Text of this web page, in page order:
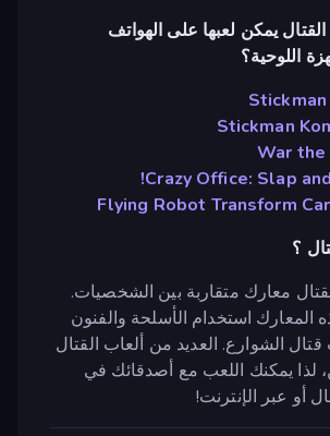
يمكن لعبها على الهواتف
اللوحية؟
Stickman
War the
Crazy Office: Slap
Flying Robot Transform
؟
معارك متقاربة بين الشخصيات.
استخدام الأسلحة والفنون
قتال الشوارع. العديد من ألعاب القتال
لذا يمكنك اللعب مع أصدقائك في
أو عبر الإنترنت!